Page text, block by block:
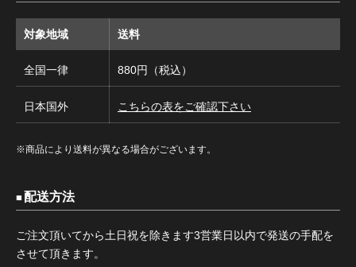
対象地域 送料
全国一律 880円（税込）
日本国外 こちらの表をご確認下さい
※商品により送料が異なる場合がございます。
配送方法
ご注文頂いてから土日祝を除きます3営業日以内で発送の手配を
させて頂きます。